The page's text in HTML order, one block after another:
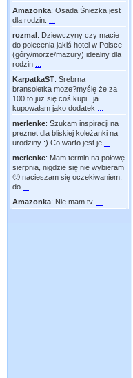
Amazonka: Osada Śnieżka jest
dla rodzin.
rozmal: Dziewczyny czy macie
do polecenia jakiś hotel w Polsce
(góry/morze/mazury) idealny dla
rodzin
KarpatkaST: Srebrna
bransoletka moze?myślę że za
100 to już się coś kupi , ja
kupowałam jako dodatek
merlenke: Szukam inspiracji na
preznet dla bliskiej koleżanki na
urodziny :) Co warto jest je
merlenke: Mam termin na połowę
sierpnia, nigdzie się nie wybieram
🙂 nacieszam się oczekiwaniem,
do
Amazonka: Nie mam tv.